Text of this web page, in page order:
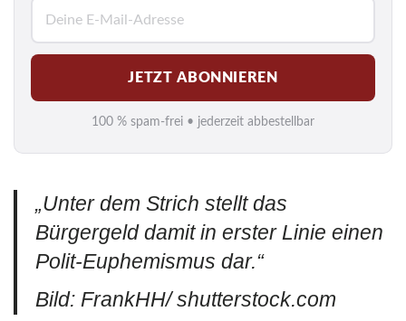
M
a
i
l
*
JETZT ABONNIEREN
100 % spam-frei • jederzeit abbestellbar
„Unter dem Strich stellt das
Bürgergeld damit in erster Linie einen
Polit-Euphemismus dar.“
Bild: FrankHH/ shutterstock.com